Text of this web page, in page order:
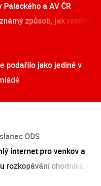
a AV ČR
způsob, jak rostliny
podařilo jako jediné v
ODS
internet pro venkov a
rozkopávání chodníků i